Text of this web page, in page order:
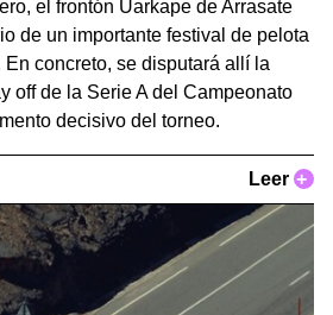
el frontón Uarkape de Arrasate
de un importante festival de pelota
concreto, se disputará allí la
off de la Serie A del Campeonato
decisivo del torneo.
Leer +